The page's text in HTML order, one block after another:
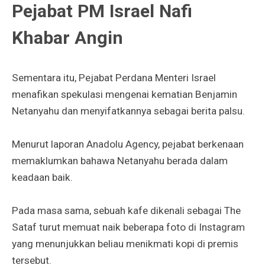
Pejabat PM Israel Nafi
Khabar Angin
Sementara itu, Pejabat Perdana Menteri Israel
menafikan spekulasi mengenai kematian Benjamin
Netanyahu dan menyifatkannya sebagai berita palsu.
Menurut laporan Anadolu Agency, pejabat berkenaan
memaklumkan bahawa Netanyahu berada dalam
keadaan baik.
Pada masa sama, sebuah kafe dikenali sebagai The
Sataf turut memuat naik beberapa foto di Instagram
yang menunjukkan beliau menikmati kopi di premis
tersebut.